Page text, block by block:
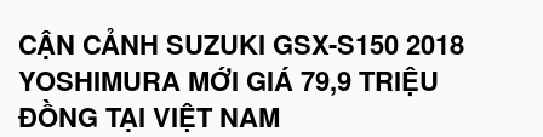
CẬN CẢNH SUZUKI GSX-S150 2018
YOSHIMURA MỚI GIÁ 79,9 TRIỆU
ĐỒNG TẠI VIỆT NAM